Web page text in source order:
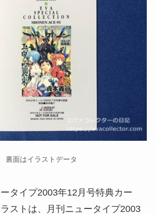
裏面はイラストデータ
タイプ2003年12月号特典カー
ストは、月刊ニュータイプ2003